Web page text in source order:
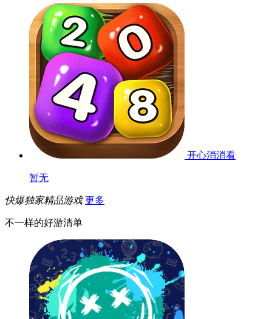
开心消消看
暂无
快爆独家精品游戏 更多
不一样的好游清单